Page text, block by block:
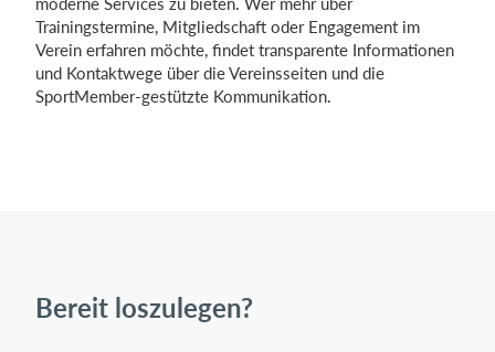
Trainingstermine, Mitgliedschaft oder Engagement im
Verein erfahren möchte, findet transparente Informationen
und Kontaktwege über die Vereinsseiten und die
SportMember-gestützte Kommunikation.
Bereit loszulegen?